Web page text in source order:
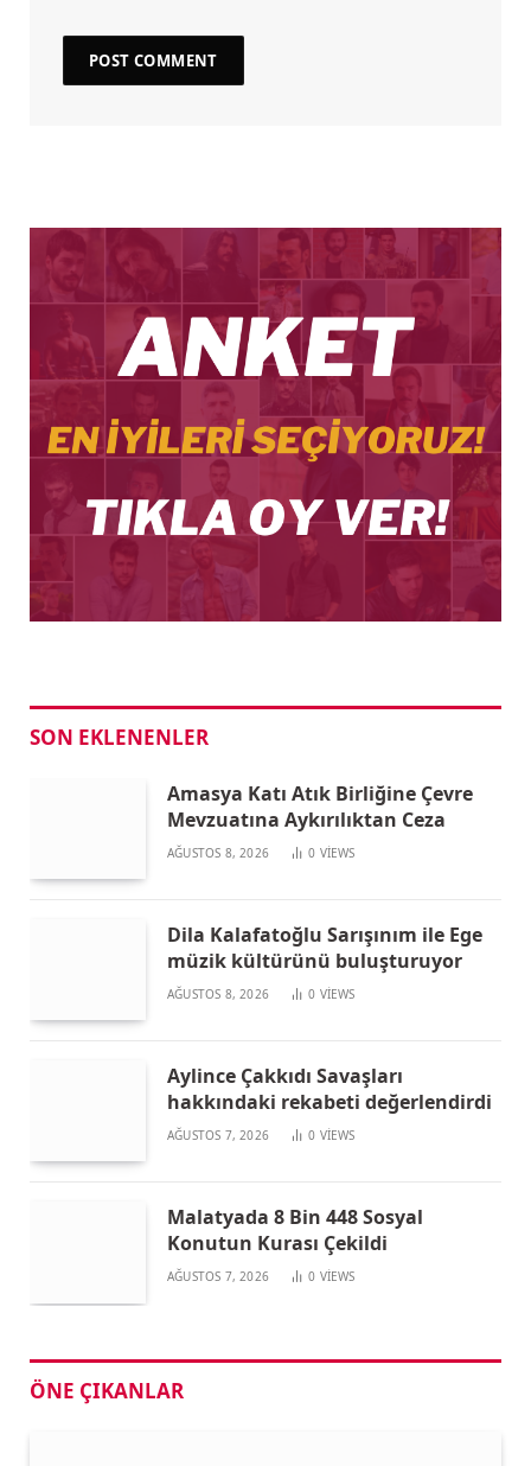
SON EKLENENLER
Amasya Katı Atık Birliğine Çevre
Mevzuatına Aykırılıktan Ceza
AĞUSTOS 8, 2026 0 VIEWS
Dila Kalafatoğlu Sarışınım ile Ege
müzik kültürünü buluşturuyor
AĞUSTOS 8, 2026 0 VIEWS
Aylince Çakkıdı Savaşları
hakkındaki rekabeti değerlendirdi
AĞUSTOS 7, 2026 0 VIEWS
Malatyada 8 Bin 448 Sosyal
Konutun Kurası Çekildi
AĞUSTOS 7, 2026 0 VIEWS
ÖNE ÇIKANLAR